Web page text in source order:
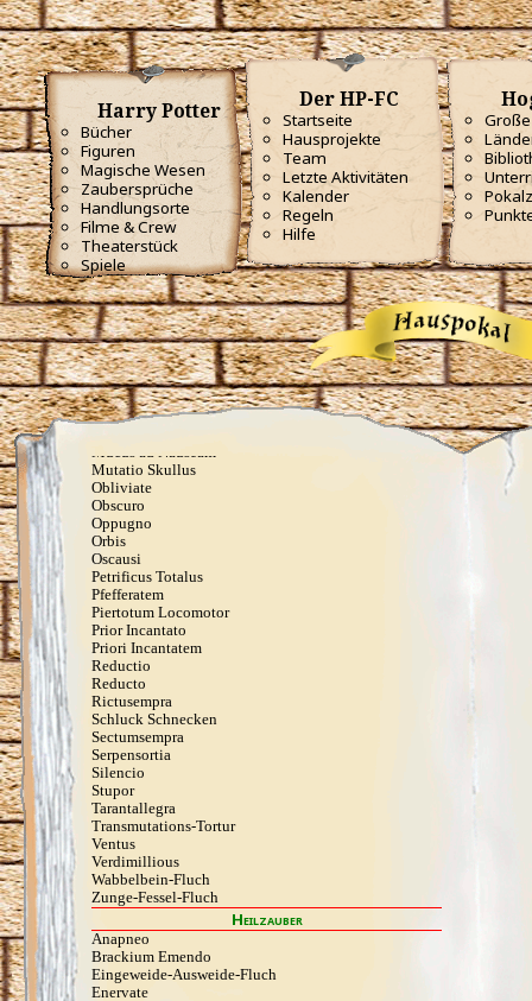
Harry Potter
Bücher
Figuren
Magische Wesen
Zaubersprüche
Handlungsorte
Filme & Crew
Theaterstück
Spiele
Der HP-FC
Startseite
Hausprojekte
Team
Letzte Aktivitäten
Kalender
Regeln
Hilfe
Ebublio
Emuvilus
Engorgio Skullus
Entomorphis
Everte Statum
Expellimellius
Expulso
Flagrante
Flederwichtfluch
Flipendo
Fracto Strata
Fulgari
Furnunculus
Glacius
Inanimatus
Konjunktivitis-Fluch
Lacarnum Inflamari
Langlock
Legilimens
Levicorpus
Locomotor Wibbly
Magicus Extremos
Melofors
Mimblewimble
Mucus ad Nauseam
Mutatio Skullus
Obliviate
Obscuro
Oppugno
Orbis
Oscausi
Petrificus Totalus
Pfefferatem
Piertotum Locomotor
Prior Incantato
Priori Incantatem
Reductio
Reducto
Rictusempra
Schluck Schnecken
Sectumsempra
Serpensortia
Silencio
Stupor
Tarantallegra
Transmutations-Tortur
Ventus
Verdimillious
Wabbelbein-Fluch
Zunge-Fessel-Fluch
Heilzauber
Anapneo
Brackium Emendo
Eingeweide-Ausweide-Fluch
Enervate